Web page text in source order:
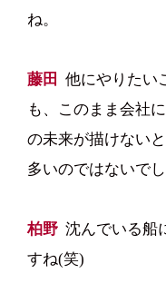
ね。
藤田 他にやりたい
も、このまま会社
の未来が描けない
多いのではないでし
柏野 沈んでいる船
すね(笑)